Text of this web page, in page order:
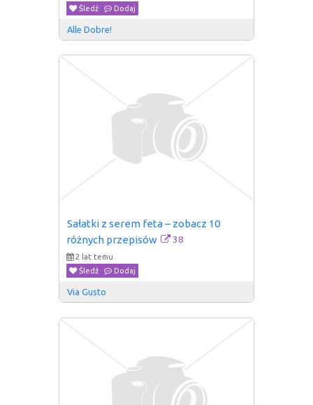
Śledź
Dodaj
Alle Dobre!
Sałatki z serem feta – zobacz 10
różnych przepisów
38
2 lat temu
Śledź
Dodaj
Via Gusto